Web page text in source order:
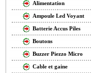
Alimentation
Ampoule Led Voyant
Batterie Accus Piles
Boutons
Buzzer Piezzo Micro
Cable et gaine